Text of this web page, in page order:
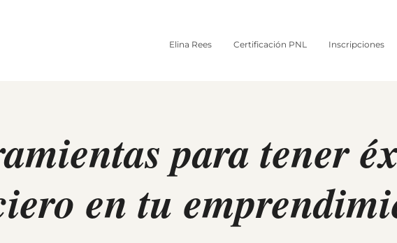
Elina Rees Certificación PNL Inscripciones
para tener
en tu